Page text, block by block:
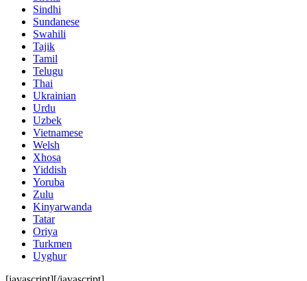
Sindhi
Sundanese
Swahili
Tajik
Tamil
Telugu
Thai
Ukrainian
Urdu
Uzbek
Vietnamese
Welsh
Xhosa
Yiddish
Yoruba
Zulu
Kinyarwanda
Tatar
Oriya
Turkmen
Uyghur